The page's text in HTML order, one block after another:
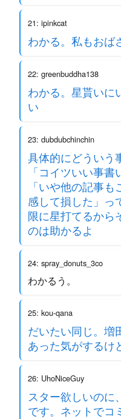
21: ipinkcat
わかる。私もお
22: greenbuddha138
わかる。星貰いに
い
23: dubdubchinchin
具体的にどういう
「コイツいい事書
「いや他の記事
感して損した」っ
限に星打てるから
のは助かるよ
24: spray_donuts_3co
わかるう。
25: kou-qana
だいたい同じ。増
あった気がする
26: UhoNiceGuy
スター欲しいのに
です。ネットでコ